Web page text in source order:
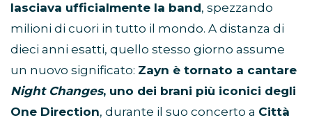
lasciava ufficialmente la band, spezzando
milioni di cuori in tutto il mondo. A distanza di
dieci anni esatti, quello stesso giorno assume
un nuovo significato: Zayn è tornato a cantare
Night Changes, uno dei brani più iconici degli
One Direction, durante il suo concerto a Città